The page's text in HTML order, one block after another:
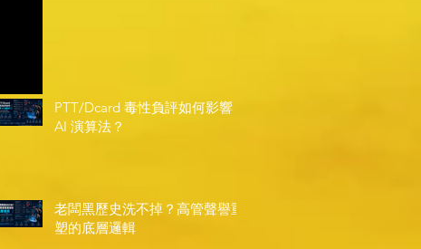
PTT/Dcard 毒性負評如何影響
AI 演算法？
老闆黑歷史洗不掉？高管聲譽重
塑的底層邏輯